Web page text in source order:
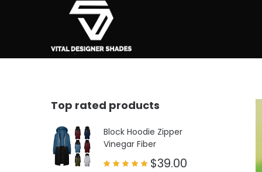
Top rated products
Block Hoodie Zipper
Vinegar Fiber
$39.00